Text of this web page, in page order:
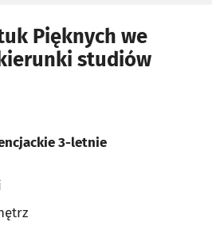
Pięknych we
studiów
3-letnie